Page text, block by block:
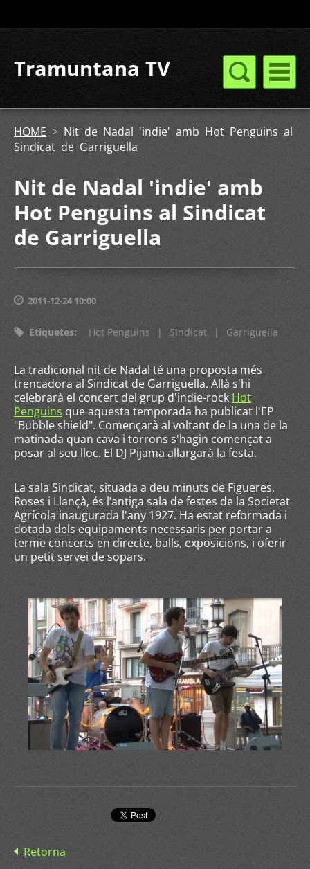
Tramuntana TV
HOME > Nit de Nadal 'indie' amb Hot Penguins al
Sindicat de Garriguella
Nit de Nadal 'indie' amb
Hot Penguins al Sindicat
de Garriguella
2011-12-24 10:00
Etiquetes: Hot Penguins | Sindicat | Garriguella
La tradicional nit de Nadal té una proposta més
trencadora al Sindicat de Garriguella. Allà s'hi
celebrarà el concert del grup d'indie-rock Hot
Penguins que aquesta temporada ha publicat l'EP
"Bubble shield". Començarà al voltant de la una de la
matinada quan cava i torrons s'hagin començat a
posar al seu lloc. El DJ Pijama allargarà la festa.
La sala Sindicat, situada a deu minuts de Figueres,
Roses i Llançà, és l’antiga sala de festes de la Societat
Agrícola inaugurada l'any 1927. Ha estat reformada i
dotada dels equipaments necessaris per portar a
terme concerts en directe, balls, exposicions, i oferir
un petit servei de sopars.
Retorna